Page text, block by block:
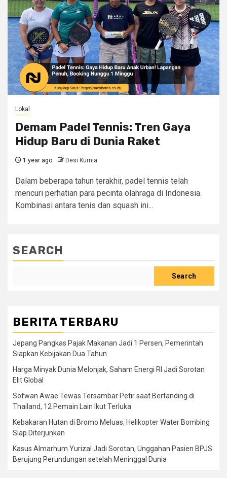
Lokal
Demam Padel Tennis: Tren Gaya
Hidup Baru di Dunia Raket
1 year ago Desi Kurnia
Dalam beberapa tahun terakhir, padel tennis telah
mencuri perhatian para pecinta olahraga di Indonesia.
Kombinasi antara tenis dan squash ini...
SEARCH
Search
BERITA TERBARU
Jepang Pangkas Pajak Makanan Jadi 1 Persen, Pemerintah
Siapkan Kebijakan Dua Tahun
Harga Minyak Dunia Melonjak, Saham Energi RI Jadi Sorotan
Elit Global
Sofwan Awae Tewas Tersambar Petir saat Bertanding di
Thailand, 12 Pemain Lain Ikut Terluka
Kebakaran Hutan di Bromo Meluas, Helikopter Water Bombing
Siap Diterjunkan
Kasus Almarhum Yurizal Jadi Sorotan, Unggahan Pasien BPJS
Berujung Perundungan setelah Meninggal Dunia